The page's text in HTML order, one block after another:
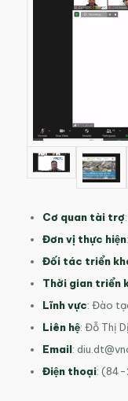
Cơ quan tài trợ
Đơn vị thực hiện
Đối tác triển
Thời gian triển
Lĩnh vực: Đào
Liên hệ: Đỗ Thị
Email:
Điện thoại: (84-